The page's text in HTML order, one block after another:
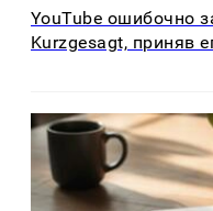
YouTube ошибочно
Kurzgesagt, приняв